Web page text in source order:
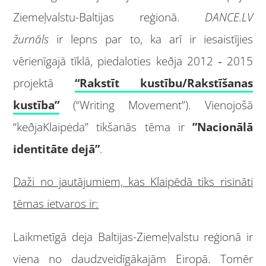
Ziemeļvalstu-Baltijas reģionā. DANCE.LV
žurnāls ir lepns par to, ka arī ir iesaistījies
vērienīgajā tīklā, piedaloties keðja 2012
–2015
projektā “Rakstīt kustību/Rakstīšanas
kustība”(“Writing Movement”). Vienojošā
“keðjaKlaipėda” tikšanās tēma ir ”Nacionālā
identitāte dejā”.
Daži no jautājumiem, kas Klaipēdā tiks risināti
tēmas ietvaros ir:
Laikmetīgā deja Baltijas-Ziemeļvalstu reģionā ir
viena no daudzveidīgākajām Eiropā. Tomēr